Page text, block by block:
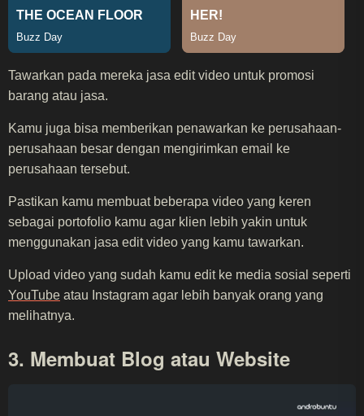
Tawarkan pada mereka jasa edit video untuk promosi
barang atau jasa.
Kamu juga bisa memberikan penawarkan ke perusahaan-
perusahaan besar dengan mengirimkan email ke
perusahaan tersebut.
Pastikan kamu membuat beberapa video yang keren
sebagai portofolio kamu agar klien lebih yakin untuk
menggunakan jasa edit video yang kamu tawarkan.
Upload video yang sudah kamu edit ke media sosial seperti
YouTube atau Instagram agar lebih banyak orang yang
melihatnya.
3. Membuat Blog atau Website